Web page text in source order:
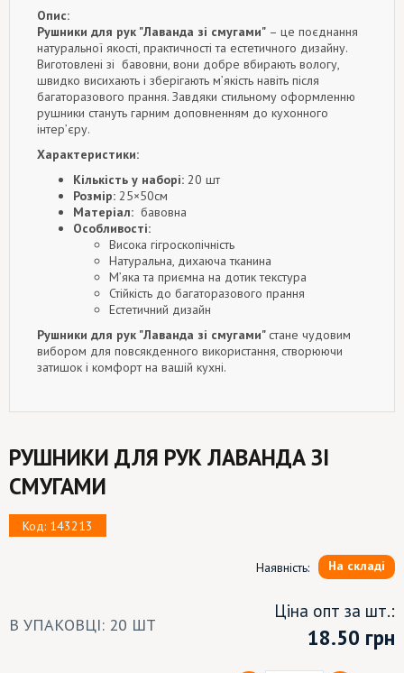
Опис:
Рушники для рук "Лаванда зі смугами" – це поєднання
натуральної якості, практичності та естетичного дизайну.
Виготовлені зі бавовни, вони добре вбирають вологу,
швидко висихають і зберігають м’якість навіть після
багаторазового прання. Завдяки стильному оформленню
рушники стануть гарним доповненням до кухонного
інтер’єру.
Характеристики:
Кількість у наборі: 20 шт
Розмір: 25×50см
Матеріал: бавовна
Особливості:
Висока гігроскопічність
Натуральна, дихаюча тканина
М’яка та приємна на дотик текстура
Стійкість до багаторазового прання
Естетичний дизайн
Рушники для рук "Лаванда зі смугами"стане чудовим
вибором для повсякденного використання, створюючи
затишок і комфорт на вашій кухні.
РУШНИКИ ДЛЯ РУК ЛАВАНДА ЗІ
СМУГАМИ
Код: 143213
Наявність: На складі
В УПАКОВЦІ: 20 ШТ
Ціна опт за шт.:
18.50 грн